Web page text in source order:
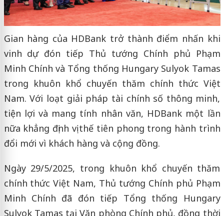
Gian hàng của HDBank trở thành điểm nhấn khi
vinh dự đón tiếp Thủ tướng Chính phủ Phạm
Minh Chính và Tổng thống Hungary Sulyok Tamas
trong khuôn khổ chuyến thăm chính thức Việt
Nam. Với loạt giải pháp tài chính số thông minh,
tiện lợi và mang tính nhân văn, HDBank một lần
nữa khẳng định vị thế tiên phong trong hành trình
đổi mới vì khách hàng và cộng đồng.
Ngày 29/5/2025, trong khuôn khổ chuyến thăm
chính thức Việt Nam, Thủ tướng Chính phủ Phạm
Minh Chính đã đón tiếp Tổng thống Hungary
Sulyok Tamas tại Văn phòng Chính phủ, đồng thời